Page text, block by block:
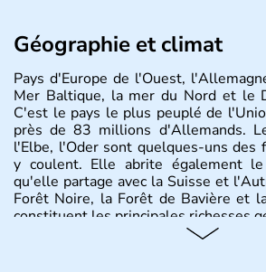
Géographie et climat
Pays d'Europe de l'Ouest,
Mer Baltique, la mer du Nord et le
C'est le pays le plus peuplé de
près de 83 millions d'Allemands.
l'Elbe, l'Oder sont quelques-uns des
y coulent. Elle abrite également le
qu'elle partage avec la Suisse et
Forêt Noire, la Forêt de Bavière et
constituent les principales richesses